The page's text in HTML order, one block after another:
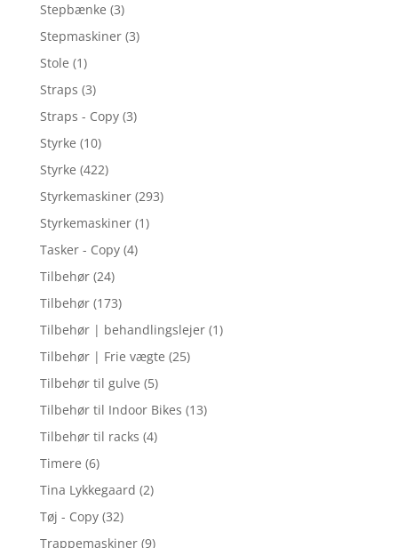
Stepbænke (3)
Stepmaskiner (3)
Stole (1)
Straps (3)
Straps - Copy (3)
Styrke (10)
Styrke (422)
Styrkemaskiner (293)
Styrkemaskiner (1)
Tasker - Copy (4)
Tilbehør (24)
Tilbehør (173)
Tilbehør | behandlingslejer (1)
Tilbehør | Frie vægte (25)
Tilbehør til gulve (5)
Tilbehør til Indoor Bikes (13)
Tilbehør til racks (4)
Timere (6)
Tina Lykkegaard (2)
Tøj - Copy (32)
Trappemaskiner (9)